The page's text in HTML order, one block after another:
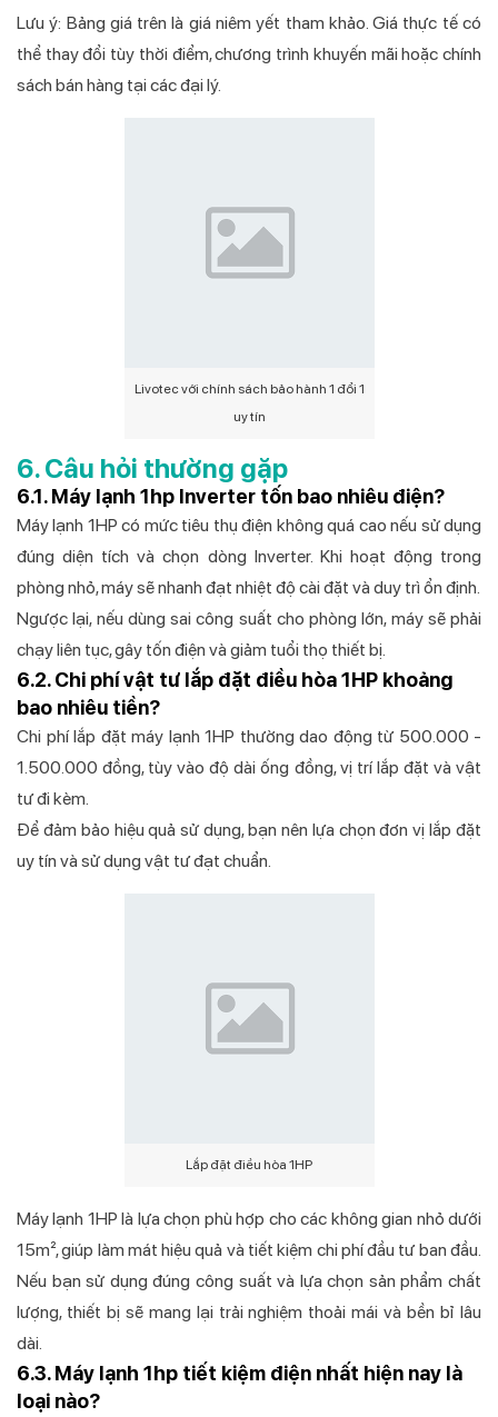
Lưu ý: Bảng giá trên là giá niêm yết tham khảo. Giá thực tế có
thể thay đổi tùy thời điểm, chương trình khuyến mãi hoặc chính
sách bán hàng tại các đại lý.
Livotec với chính sách bảo hành 1 đổi 1
uy tín
6. Câu hỏi thường gặp
6.1. Máy lạnh 1hp Inverter tốn bao nhiêu điện?
Máy lạnh 1HP có mức tiêu thụ điện không quá cao nếu sử dụng
đúng diện tích và chọn dòng Inverter. Khi hoạt động trong
phòng nhỏ, máy sẽ nhanh đạt nhiệt độ cài đặt và duy trì ổn định.
Ngược lại, nếu dùng sai công suất cho phòng lớn, máy sẽ phải
chạy liên tục, gây tốn điện và giảm tuổi thọ thiết bị.
6.2. Chi phí vật tư lắp đặt điều hòa 1HP khoảng
bao nhiêu tiền?
Chi phí lắp đặt máy lạnh 1HP thường dao động từ 500.000 -
1.500.000 đồng, tùy vào độ dài ống đồng, vị trí lắp đặt và vật
tư đi kèm.
Để đảm bảo hiệu quả sử dụng, bạn nên lựa chọn đơn vị lắp đặt
uy tín và sử dụng vật tư đạt chuẩn.
Lắp đặt điều hòa 1HP
Máy lạnh 1HP là lựa chọn phù hợp cho các không gian nhỏ dưới
15m², giúp làm mát hiệu quả và tiết kiệm chi phí đầu tư ban đầu.
Nếu bạn sử dụng đúng công suất và lựa chọn sản phẩm chất
lượng, thiết bị sẽ mang lại trải nghiệm thoải mái và bền bỉ lâu
dài.
6.3. Máy lạnh 1hp tiết kiệm điện nhất hiện nay là
loại nào?